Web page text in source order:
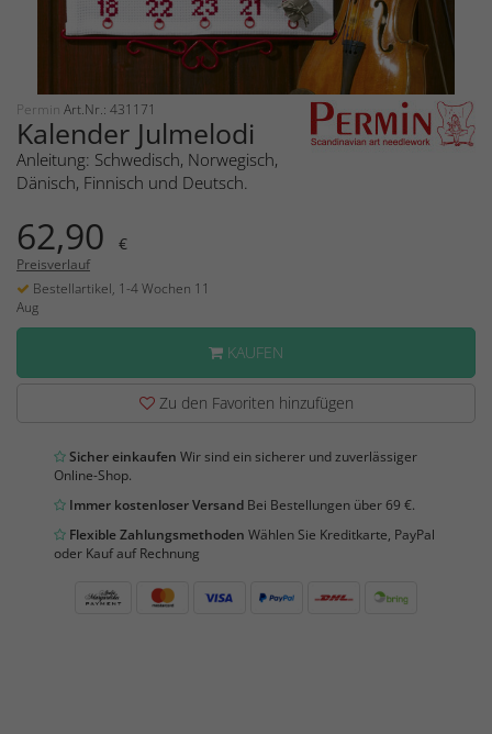
Permin Art.Nr.: 431171
Kalender Julmelodi
Anleitung: Schwedisch, Norwegisch,
Dänisch, Finnisch und Deutsch.
62,90 €
Preisverlauf
Bestellartikel, 1-4 Wochen 11
Aug
KAUFEN
Zu den Favoriten hinzufügen
Sicher einkaufen Wir sind ein sicherer und zuverlässiger
Online-Shop.
Immer kostenloser Versand Bei Bestellungen über 69 €.
Flexible Zahlungsmethoden Wählen Sie Kreditkarte, PayPal
oder Kauf auf Rechnung